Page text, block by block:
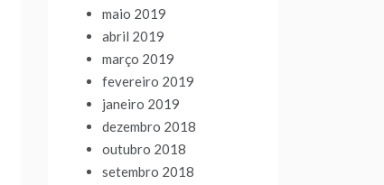
maio 2019
abril 2019
março 2019
fevereiro 2019
janeiro 2019
dezembro 2018
outubro 2018
setembro 2018